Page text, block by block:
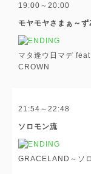
19:00～20:00
モヤモヤさまぁ～ず
マタ逢ウ日マデ
CROWN
21:54～22:48
ソロモン流
GRACELAND～ソ